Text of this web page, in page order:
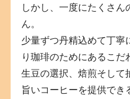
しかし、一度にたくさ
ん。
少量ずつ丹精込めて丁寧
り珈琲のためにあるこだ
生豆の選択、焙煎そして
旨いコーヒーを提供でき